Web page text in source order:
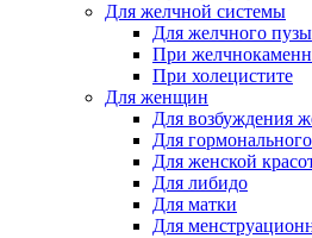
Для желчной системы
Для желчного
При
При холецистите
Для женщин
Для возбуждения
Для
Для женской
Для либидо
Для матки
Для